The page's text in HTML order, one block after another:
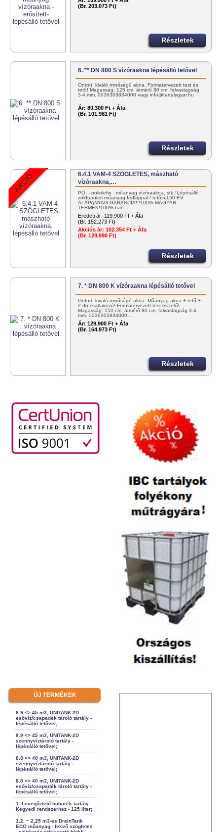
(Br. 203.073 Ft)
Részletek
6. ** DN 800 S vízóraakna lépésálló tetővel
Öntött, kiváló minőségű akna. Formatervezett test és
tető! Magasság: 125 cm; átmérő 80 cm; falvastagság
3-4 mm. 0036303834000 vagy info@tartalygyar.hu
Ár: 80.300 Ft + Áfa
(Br. 101.981 Ft)
Részletek
6.4.1 VAM-4 SZÖGLETES, mászható
vízóraakna,…
PO. - poliolefin - műanyag vízóraakna, stb.!Lépésálló
zöldterületi műanyag fedlappal / tetővel.50 ÉV
ALAPANYAG GARANCIA!!!100% MAGYAR
TERMÉK!100%-ban…
Eredeti ár: 119.900 Ft + Áfa
(Br. 152.273 Ft)
Akciós ár: 102.354 Ft + Áfa
(Br. 129.990 Ft)
Részletek
7. * DN 800 K vízóraakna lépésálló tetővel
Öntött, kiváló minőségű akna. Műanyag akna + tető +
2 db csatlakozó! Formatervezett test és tető!
Magasság: 150 cm; átmérő 80 cm; falvastagság 3-4
mm. 0036303834000…
Ár: 129.900 Ft + Áfa
(Br. 164.973 Ft)
Részletek
ÚJ TERMÉKEK
8.9 <> 45 m3, UNITANK-2D
esővíz/csapadék tároló tartály -
lépésálló tetővel;
8.9 <> 45 m3, UNITANK-2D
szennyvíztároló tartály -
lépésálló tetővel;
8.8 <> 40 m3, UNITANK-2D
szennyvíztároló tartály -
lépésálló tetővel;
8.8 <> 40 m3, UNITANK-2D
esővíz/csapadék tároló tartály -
lépésálló tetővel;
1. Levegőztető buborék tartály
Kegyedi rendszerhez - 125 liter;
1.2. ~ 2,25 m3-es DrainTank
ECO műanyag - fekvő szögletes